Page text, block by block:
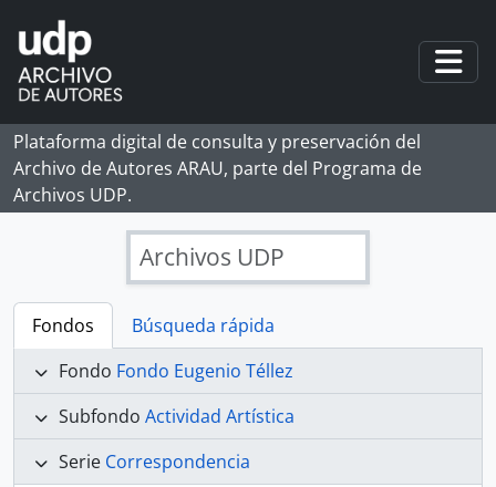
Skip to main content
Plataforma digital de consulta y preservación del
Archivo de Autores ARAU, parte del Programa de
Archivos UDP.
Archivos UDP
Fondos
Búsqueda rápida
Fondo Fondo Eugenio Téllez
Subfondo Actividad Artística
Serie Correspondencia